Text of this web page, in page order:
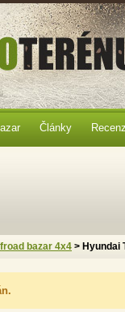
Články
bazar 4x4 > Hyundai